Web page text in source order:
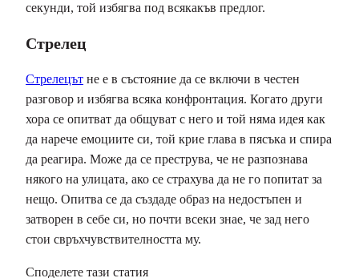
секунди, той избягва под всякакъв предлог.
Стрелец
Стрелецът не е в състояние да се включи в честен
разговор и избягва всяка конфронтация. Когато други
хора се опитват да общуват с него и той няма идея как
да нарече емоциите си, той крие глава в пясъка и спира
да реагира. Може да се преструва, че не разпознава
някого на улицата, ако се страхува да не го попитат за
нещо. Опитва се да създаде образ на недостъпен и
затворен в себе си, но почти всеки знае, че зад него
стои свръхчувствителността му.
Споделете тази статия